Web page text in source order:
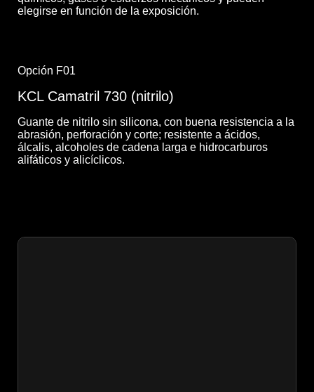
elegirse en función de la exposición.
Opción F01
KCL Camatril 730 (nitrilo)
Guante de nitrilo sin silicona, con buena resistencia a la
abrasión, perforación y corte; resistente a ácidos,
álcalis, alcoholes de cadena larga e hidrocarburos
alifáticos y alicíclicos.